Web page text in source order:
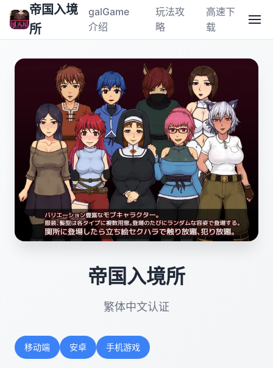
帝国入境
所
galGame
介绍
玩法攻
略
高速下
载
帝国入境所
繁体中文认证
移动端 安卓 手机游戏